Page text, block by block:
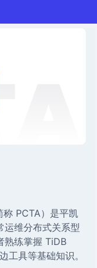
PCTA）是平凯
运维分布式关系型
熟练掌握 TiDB
工具等基础知识。